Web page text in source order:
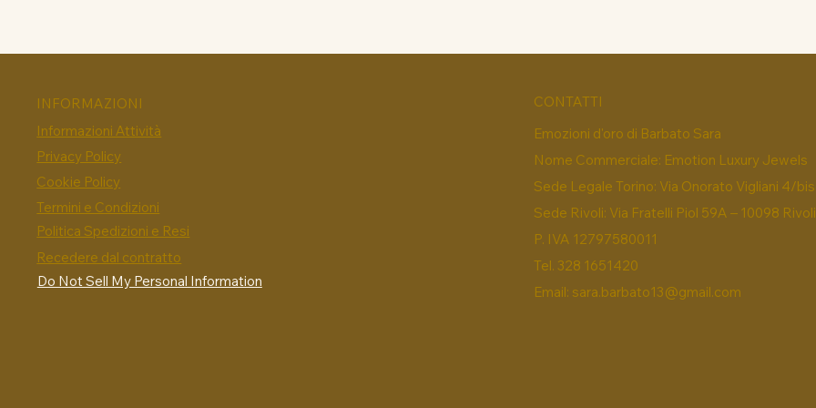
INFORMAZIONI
Informazioni Attività
Privacy Policy
Cookie Policy
Termini e Condizioni
Politica Spedizioni e Resi
Recedere dal contratto
Do Not Sell My Personal Information
CONTATTI
Emozioni d'oro di Barbato Sara
Nome Commerciale: Emotion Luxury Jewels
Sede Legale Torino: Via Onorato Vigliani 4/bis
Sede Rivoli: Via Fratelli Piol 59A – 10098
P. IVA 12797580011
Tel. 328 1651420
Email: sara.barbato13@gmail.com